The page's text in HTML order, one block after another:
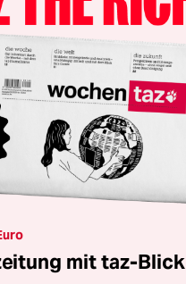
mit taz-Blick